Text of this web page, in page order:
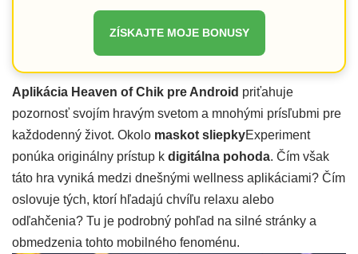
ZÍSKAJTE MOJE BONUSY
Aplikácia Heaven of Chik pre Android priťahuje
pozornosť svojím hravým svetom a mnohými prísľubmi pre
každodenný život. Okolo maskot sliepkyExperiment
ponúka originálny prístup k digitálna pohoda. Čím však
táto hra vyniká medzi dnešnými wellness aplikáciami? Čím
oslovuje tých, ktorí hľadajú chvíľu relaxu alebo
odľahčenia? Tu je podrobný pohľad na silné stránky a
obmedzenia tohto mobilného fenoménu.